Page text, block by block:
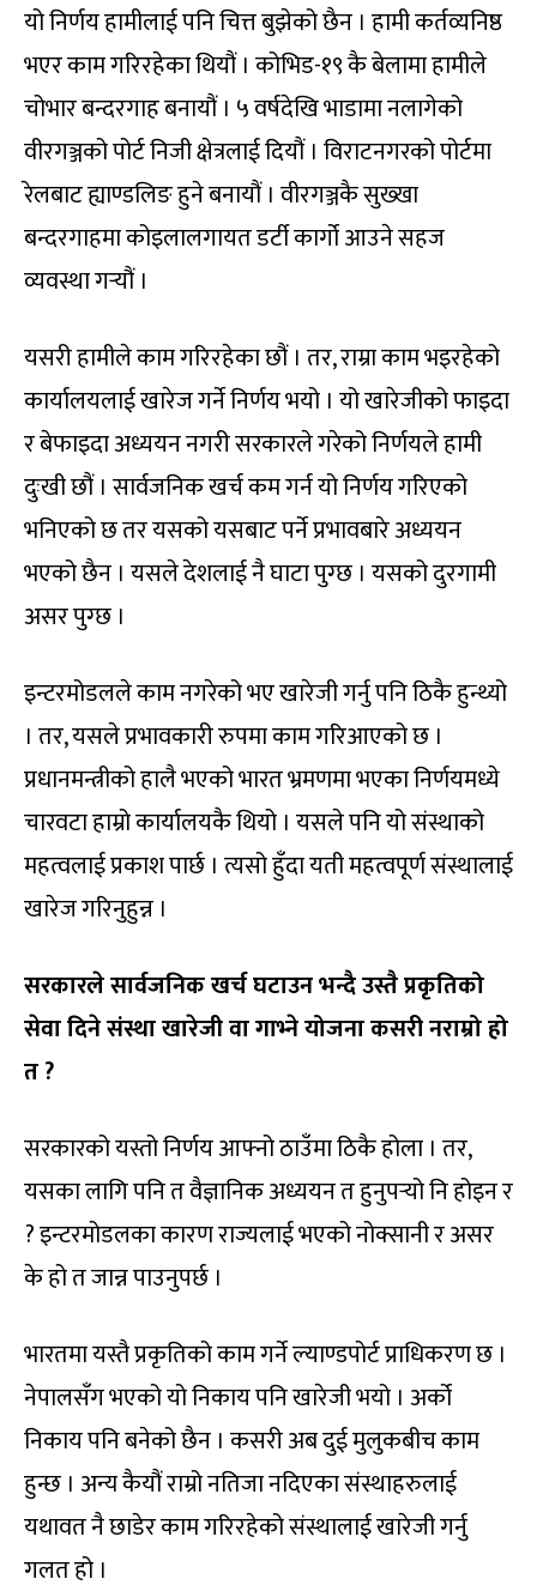
यो निर्णय हामीलाई पनि चित्त बुझेको छैन । हामी कर्तव्यनिष्ठ
भएर काम गरिरहेका थियौं । कोभिड-१९ कै बेलामा हामीले
चोभार बन्दरगाह बनायौं । ५ वर्षदेखि भाडामा नलागेको
वीरगञ्जको पोर्ट निजी क्षेत्रलाई दियौं । विराटनगरको पोर्टमा
रेलबाट ह्याण्डलिङ हुने बनायौं । वीरगञ्जकै सुख्खा
बन्दरगाहमा कोइलालगायत डर्टी कार्गो आउने सहज
व्यवस्था गर्‍यौं ।
यसरी हामीले काम गरिरहेका छौं । तर, राम्रा काम भइरहेको
कार्यालयलाई खारेज गर्ने निर्णय भयो । यो खारेजीको फाइदा
र बेफाइदा अध्ययन नगरी सरकारले गरेको निर्णयले हामी
दुःखी छौं । सार्वजनिक खर्च कम गर्न यो निर्णय गरिएको
भनिएको छ तर यसको यसबाट पर्ने प्रभावबारे अध्ययन
भएको छैन । यसले देशलाई नै घाटा पुग्छ । यसको दुरगामी
असर पुग्छ ।
इन्टरमोडलले काम नगरेको भए खारेजी गर्नु पनि ठिकै हुन्थ्यो
। तर, यसले प्रभावकारी रुपमा काम गरिआएको छ ।
प्रधानमन्त्रीको हालै भएको भारत भ्रमणमा भएका निर्णयमध्ये
चारवटा हाम्रो कार्यालयकै थियो । यसले पनि यो संस्थाको
महत्वलाई प्रकाश पार्छ । त्यसो हुँदा यती महत्वपूर्ण संस्थालाई
खारेज गरिनुहुन्न ।
सरकारले सार्वजनिक खर्च घटाउन भन्दै उस्तै प्रकृतिको
सेवा दिने संस्था खारेजी वा गाभ्ने योजना कसरी नराम्रो हो
त ?
सरकारको यस्तो निर्णय आफ्नो ठाउँमा ठिकै होला । तर,
यसका लागि पनि त वैज्ञानिक अध्ययन त हुनुपर्‍यो नि होइन र
? इन्टरमोडलका कारण राज्यलाई भएको नोक्सानी र असर
के हो त जान्न पाउनुपर्छ ।
भारतमा यस्तै प्रकृतिको काम गर्ने ल्याण्डपोर्ट प्राधिकरण छ ।
नेपालसँग भएको यो निकाय पनि खारेजी भयो । अर्को
निकाय पनि बनेको छैन । कसरी अब दुई मुलुकबीच काम
हुन्छ । अन्य कैयौं राम्रो नतिजा नदिएका संस्थाहरुलाई
यथावत नै छाडेर काम गरिरहेको संस्थालाई खारेजी गर्नु
गलत हो ।